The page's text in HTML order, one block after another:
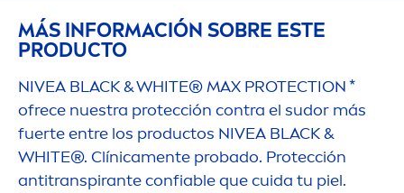
MÁS INFORMACIÓN SOBRE ESTE
PRODUCTO
NIVEA BLACK&WHITE® MAX PROTECTION *
ofrece nuestra protección contra el sudor más
fuerte entre los productos NIVEA BLACK&
WHITE®. Clínicamente probado. Protección
antitranspirante confiable que cuida tu piel.